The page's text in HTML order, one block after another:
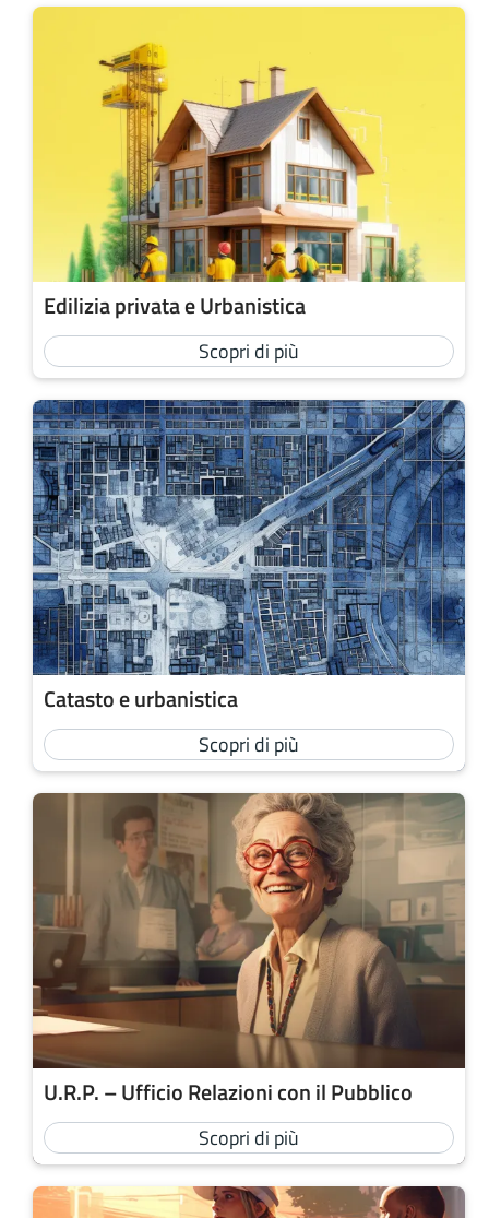
Edilizia privata e Urbanistica
Scopri di più
Catasto e urbanistica
Scopri di più
U.R.P. – Ufficio Relazioni con il Pubblico
Scopri di più